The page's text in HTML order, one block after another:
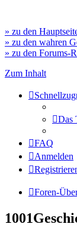
» zu den
» zu den wahren
» zu den Forums-
Zum Inhalt
Das
FAQ
Anmelden
Foren-